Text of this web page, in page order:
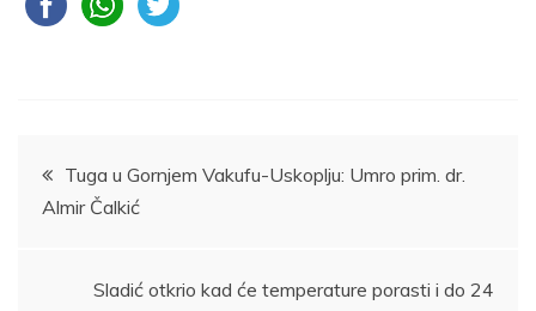
Navigacija
članaka
Tuga u Gornjem Vakufu-Uskoplju: Umro prim. dr.
Almir Čalkić
Sladić otkrio kad će temperature porasti i do 24